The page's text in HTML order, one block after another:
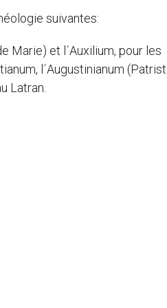
suivantes:
Marie) et l´Auxilium, pour les
l´Augustinianum
Latran.